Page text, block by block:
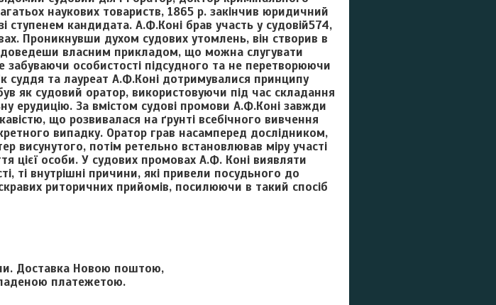
наукових товариств, 1865 р. закінчив юридичний
ступенем кандидата. А.Ф.Коні брав участь у судовій574,
Проникнувши духом судових утомлень, він створив в
доведеши власним прикладом, що можна слугувати
забуваючи особистості підсудного та не перетворюючи
суддя та лауреат А.Ф.Коні дотримувалися принципу
як судовий оратор, використовуючи під час складання
ерудицію. За вмістом судові промови А.Ф.Коні завжди
що розвивалася на ґрунті всебічного вивчення
випадку. Оратор грав насамперед дослідником,
висунутого, потім ретельно встановлював міру участі
цієї особи. У судових промовах А.Ф. Коні виявляти
ті внутрішні причини, які привели посудьного до
риторичних прийомів, посилюючи в такий спосіб
Доставка Новою поштою,
платежетою.